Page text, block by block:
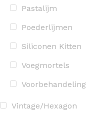
Pastalijm
Poederlijmen
Siliconen Kitten
Voegmortels
Voorbehandeling
Vintage/Hexagon